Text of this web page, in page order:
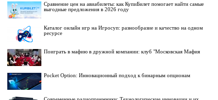
Сравнение цен на авиабилеты: как КупиБилет помогает найти самые
выгодные предложения в 2026 году
Каталог онлайн игр на Игросуп: разнообразие и качество на одном
ресурсе
Поиграть в мафию в дружной компании: клуб "Московская Мафия
Pocket Option: Инновационный подход к бинарным опционам